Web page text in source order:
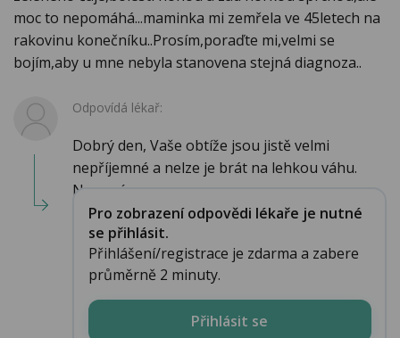
moc to nepomáhá...maminka mi zemřela ve 45letech na
rakovinu konečníku..Prosím,poraďte mi,velmi se
bojím,aby u mne nebyla stanovena stejná diagnoza..
Odpovídá lékař:
Dobrý den, Vaše obtíže jsou jistě velmi
nepříjemné a nelze je brát na lehkou váhu.
Nemusí...
Pro zobrazení odpovědi lékaře je nutné
se přihlásit.
Přihlášení/registrace je zdarma a zabere
průměrně 2 minuty.
Přihlásit se